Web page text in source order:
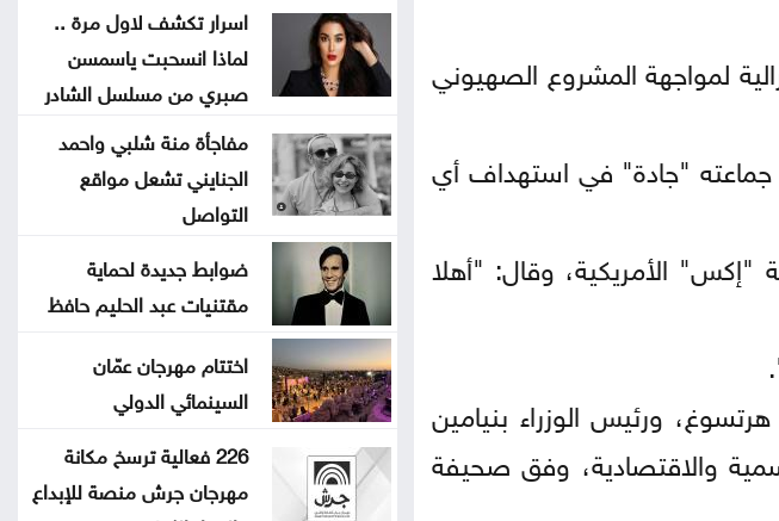
لمواجهة المشروع الصهيوني
جماعته "جادة" في استهداف أي
الأمريكية، وقال: "أهلا
ورئيس الوزراء بنيامين
والاقتصادية، وفق صحيفة
اسرار تكشف لاول مرة ..
لماذا انسحبت ياسمسن
صبري من مسلسل الشادر
مفاجأة منة شلبي واحمد
الجنايني تشعل مواقع
التواصل
ضوابط جديدة لحماية
مقتنيات عبد الحليم حافظ
اختتام مهرجان عمّان
السينمائي الدولي
226 فعالية ترسخ مكانة
مهرجان جرش منصة للإبداع